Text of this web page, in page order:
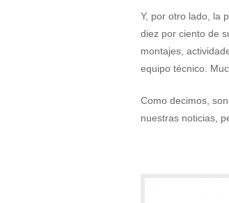
Y, por otro lado, la
diez por ciento de
montajes,
equipo técnico.
Como decimos,
nuestras noticias,